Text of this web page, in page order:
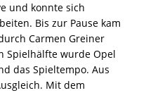
und konnte sich
Bis zur Pause kam
Carmen Greiner
Spielhälfte wurde Opel
das Spieltempo. Aus
Mit dem